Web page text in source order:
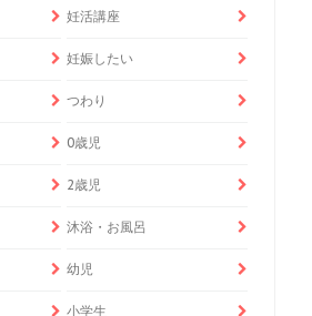
妊活講座
妊娠したい
つわり
0歳児
2歳児
沐浴・お風呂
幼児
小学生